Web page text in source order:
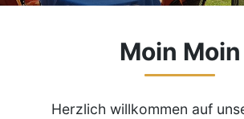
Moin Moin
Herzlich willkommen auf